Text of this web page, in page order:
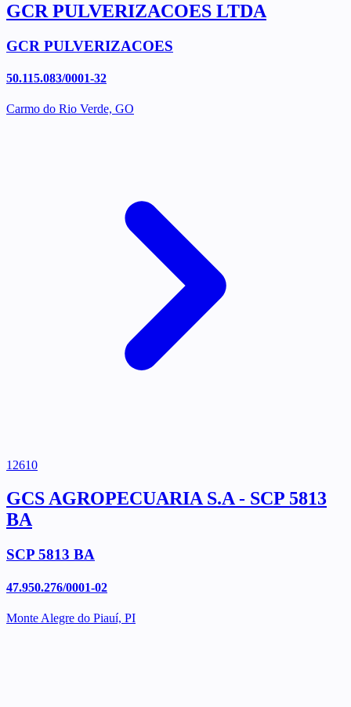
GCR PULVERIZACOES LTDA
GCR PULVERIZACOES
50.115.083/0001-32
Carmo do Rio Verde, GO
12610
GCS AGROPECUARIA S.A - SCP 5813
BA
SCP 5813 BA
47.950.276/0001-02
Monte Alegre do Piauí, PI